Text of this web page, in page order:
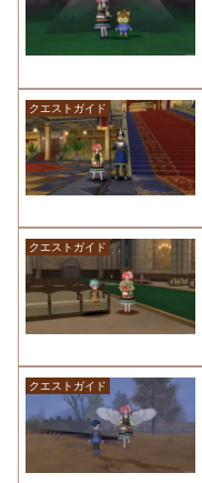
クエストガイド
クエストガイド
クエストガイド